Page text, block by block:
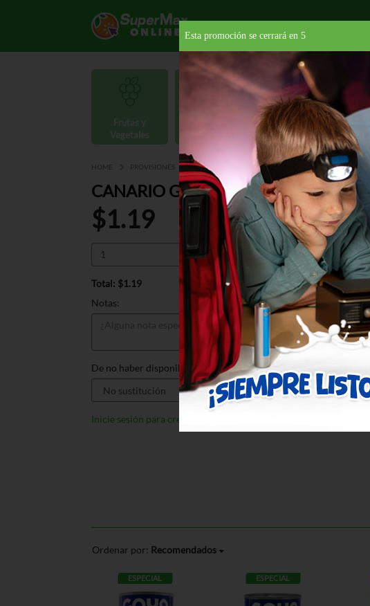
Provisiones
HOME PROVISIONES GRANOS GANDULES CANARIO GANDULES
CANARIO GANDULES 15 OZ
$1.19
Total: $1.19
Notas:
De no haber disponible, sustituir por:
Inicie sesión para crear listas
Ordenar por: Recomendados
ESPECIAL ESPECIAL
Esta promoción se cerrará en 4